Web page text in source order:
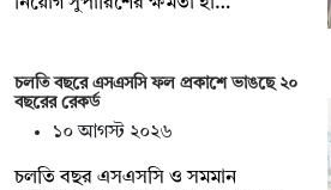
চলতি বছরে এসএসসি ফল প্রকাশে ভাঙছে ২০
বছরের রেকর্ড
১০ আগস্ট ২০২৬
চলতি বছর এসএসসি ও সমমান